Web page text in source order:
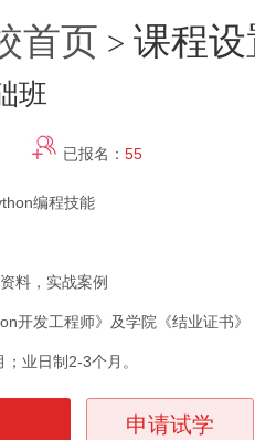
首页 > 课程设
班
已报名： 55
编程技能
料，实战案例
开发工程师》及学院《结业证书
业日制2-3个月。
申请试学